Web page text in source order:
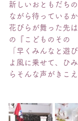
新しいおともだち
ながら待っている
花びらが舞った先
の『こどものその
「早くみんなと遊
よ風に乗せて、ひ
らそんな声がきこ